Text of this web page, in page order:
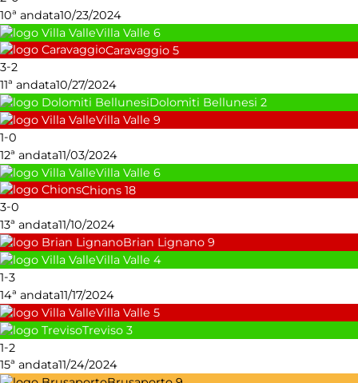
10ª andata10/23/2024
Villa Valle 6
Caravaggio 5
3-2
11ª andata10/27/2024
Dolomiti Bellunesi 2
Villa Valle 9
1-0
12ª andata11/03/2024
Villa Valle 6
Chions 18
3-0
13ª andata11/10/2024
Brian Lignano 9
Villa Valle 4
1-3
14ª andata11/17/2024
Villa Valle 5
Treviso 3
1-2
15ª andata11/24/2024